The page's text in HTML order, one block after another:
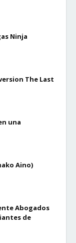
Ninja
The Last
una
Aino)
Abogados
de